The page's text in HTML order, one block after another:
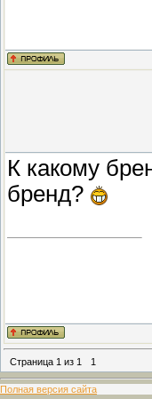
К какому
бренд?
Страница 1 из 1 1
Полная версия сайта